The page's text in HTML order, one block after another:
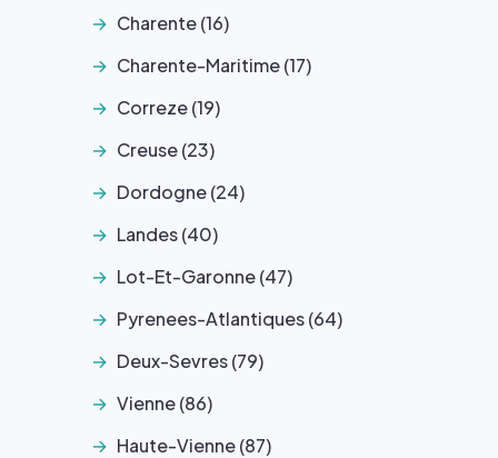
Charente (16)
Charente-Maritime (17)
Correze (19)
Creuse (23)
Dordogne (24)
Landes (40)
Lot-Et-Garonne (47)
Pyrenees-Atlantiques (64)
Deux-Sevres (79)
Vienne (86)
Haute-Vienne (87)